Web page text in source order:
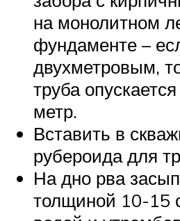
на монолитном
фундаменте –
двухметровым,
труба
метр.
Вставить в
рубероида для
На дно рва
толщиной 10-15